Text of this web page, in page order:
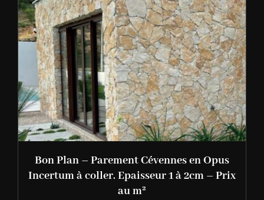
Bon Plan – Parement Cévennes en Opus
Incertum à coller. Epaisseur 1 à 2cm – Prix
au m²